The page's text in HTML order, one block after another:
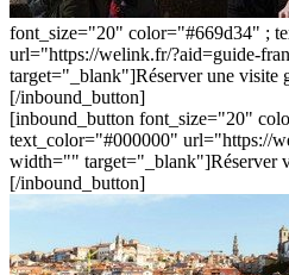
font_size="20" color="#669d34" ;
url="https://welink.fr/?aid=guide-
target="_blank"]Réserver une visite
[/inbound_button]
[inbound_button font_size="20"
text_color="#000000" url="https://
width="" target="_blank"]Réserver
[/inbound_button]